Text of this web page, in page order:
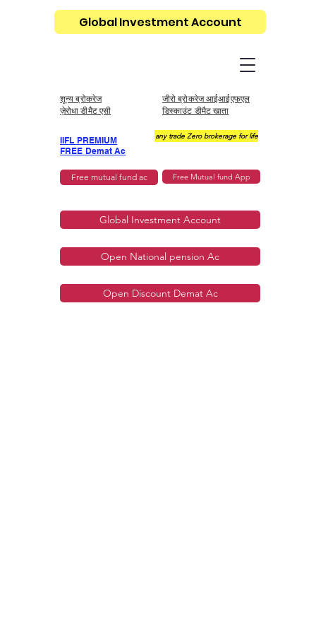
शून्य ब्रोकरेज
ज़ेरोधा डीमैट एसी
जीरो ब्रोकरेज आईआईएफएल
डिस्काउंट डीमैट खाता
IIFL PREMIUM
FREE Demat Ac
any trade Zero brokerage for life
Free Mutual fund App
Global Investment Account
Open National pension Ac
Open Discount Demat Ac
Free mutual fund ac
Global Investment Account